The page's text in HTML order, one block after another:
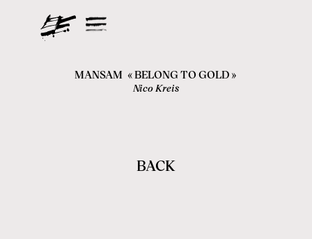
MANSAM «BELONG TO GOLD »
Nico Kreis
BACK